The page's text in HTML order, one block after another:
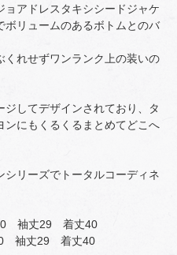
アドレスタキシシードジャケ
ボリュームのあるボトムとのバ
くれせずワンランク上の装いの
してデザインされており、タ
ンにもくるくるまとめてどこへ
リーズでトータルコーディネ
袖丈29 着丈40
袖丈29 着丈40